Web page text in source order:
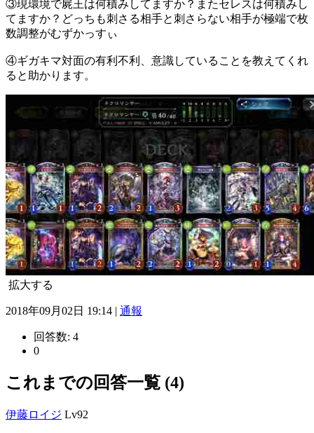
③現環境で屍王は何積みしてますか？またセレスは何積みし
てますか？どっちも刺さる相手と刺さらない相手が極端で枚
数調整がむずかっすぃ
④ギガキマ対面の有利不利、意識していることを教えてくれ
ると助かります。
拡大する
2018年09月02日 19:14 | 通報
回答数: 4
0
これまでの回答一覧 (4)
伊藤ロイジ Lv92